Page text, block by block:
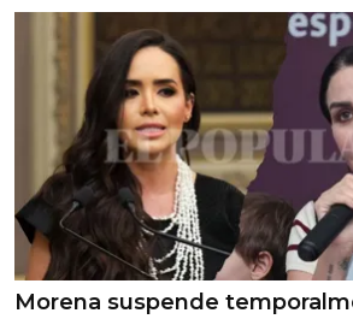
Morena suspende